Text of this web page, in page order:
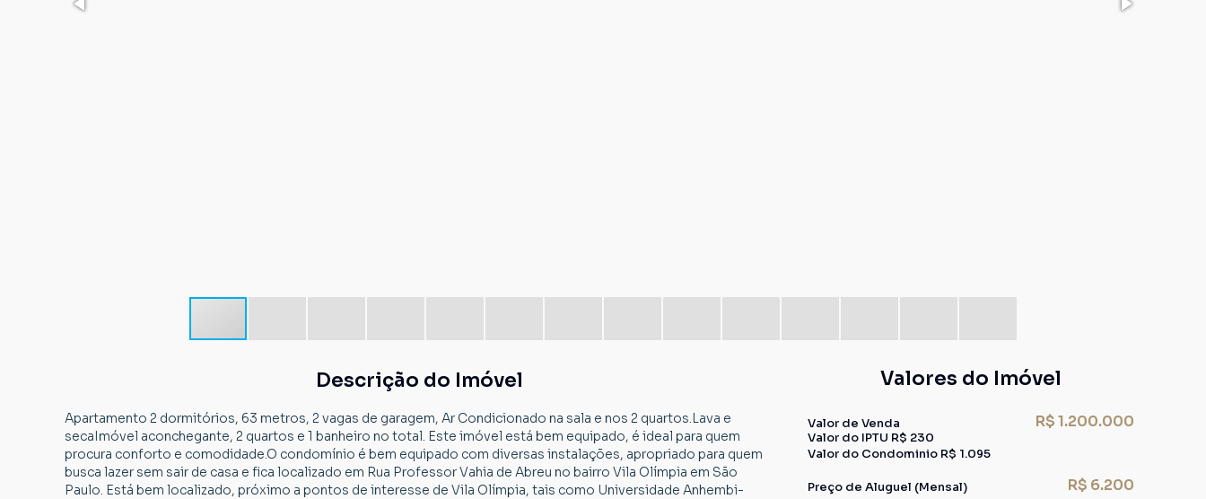
Descrição do Imóvel
Apartamento 2 dormitórios, 63 metros, 2 vagas de garagem, Ar Condicionado na sala e nos 2 quartos.Lava e
secaImóvel aconchegante, 2 quartos e 1 banheiro no total. Este imóvel está bem equipado, é ideal para quem
procura conforto e comodidade.O condomínio é bem equipado com diversas instalações, apropriado para quem
busca lazer sem sair de casa e fica localizado em Rua Professor Vahia de Abreu no bairro Vila Olímpia em São
Paulo. Está bem localizado, próximo a pontos de interesse de Vila Olímpia, tais como Universidade Anhembi-
Valores do Imóvel
R$1.200.000
Valor de Venda
Valor do IPTU R$ 230
Valor do Condominio R$ 1.095
R$ 6.200
Preço de Aluguel (Mensal)